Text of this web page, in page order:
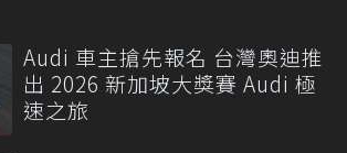
Audi 車主搶先報名 台灣奧迪推
出 2026 新加坡大獎賽 Audi 極
速之旅